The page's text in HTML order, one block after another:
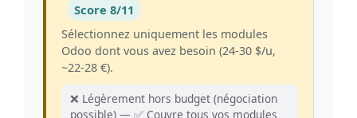
Score 8/11
Sélectionnez uniquement les modules
Odoo dont vous avez besoin (24-30 $/u,
~22-28 €).
❌ Légèrement hors budget (négociation
possible) — ✅ Couvre tous vos modules